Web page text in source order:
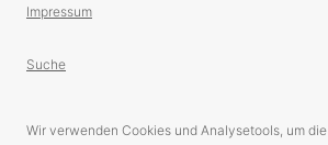
Impressum
Suche
Wir verwenden Cookies und Analysetools, um die